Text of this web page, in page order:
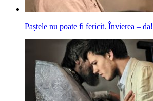
Paștele nu poate fi fericit. Învierea – da!